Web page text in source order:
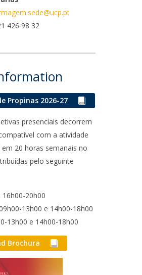
426 98 32
Propinas 2026-27
presenciais decorrem
com a atividade
20 horas semanais no
pelo seguinte
20h00
13h00 e 14h00-18h00
13h00 e 14h00-18h00
Brochura